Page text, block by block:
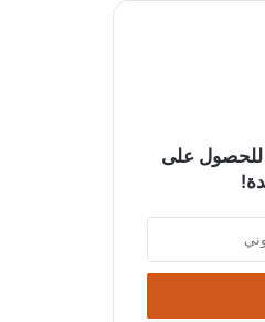
للحصول على